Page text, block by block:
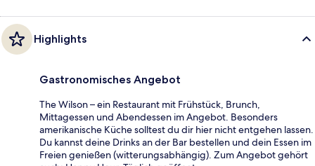
Highlights
Gastronomisches Angebot
The Wilson – ein Restaurant mit Frühstück, Brunch,
Mittagessen und Abendessen im Angebot. Besonders
amerikanische Küche solltest du dir hier nicht entgehen lassen.
Du kannst deine Drinks an der Bar bestellen und dein Essen im
Freien genießen (witterungsabhängig). Zum Angebot gehört